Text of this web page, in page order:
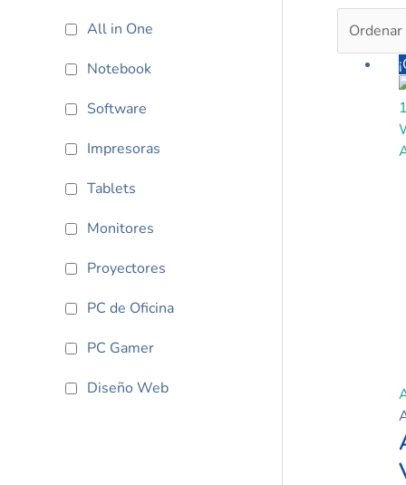
All in One
Notebook
Software
Impresoras
Tablets
Monitores
Proyectores
PC de Oficina
PC Gamer
Diseño Web